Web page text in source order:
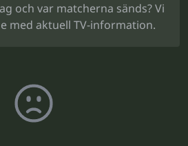
och var matcherna sänds? Vi
med aktuell TV-information.